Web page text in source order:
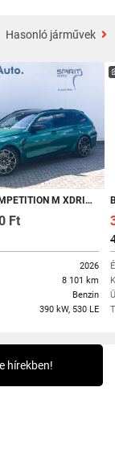
Hasonló járművek
(AUTOMATA) TOURING/ULTIMATE/ÁFÁ-S!
Ft
2026
8 101 km
Benzin
390 kW, 530 LE
hírekben!